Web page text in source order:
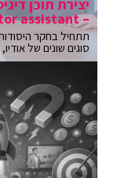
יצירת תוכן
– Mentor assistant
תתחיל בחקר
סוגים שונים של